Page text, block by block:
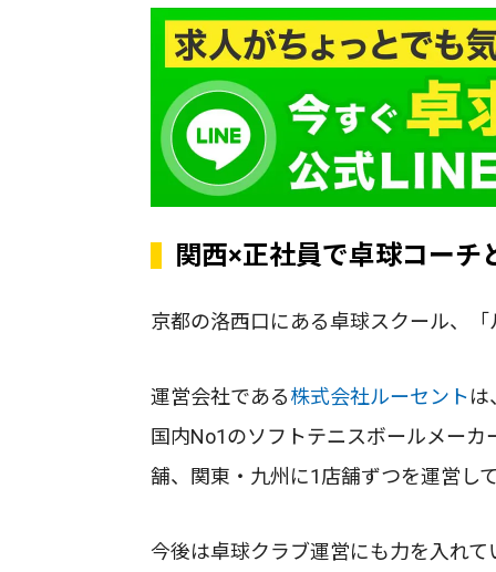
関西×正社員で卓球コー
京都の洛西口にある卓球スクール、
運営会社である株式会社ルーセントは
国内No1のソフトテニスボールメー
舗、関東・九州に1店舗ずつを運営し
今後は卓球クラブ運営にも力を入れ